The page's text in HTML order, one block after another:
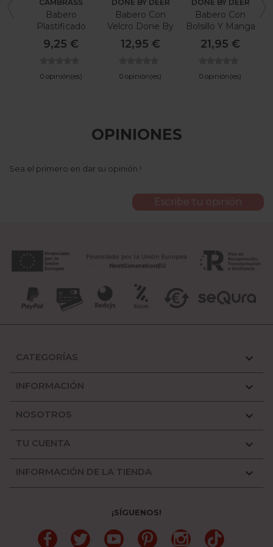
CAMBRASS
Babero
Plastificado
Cuadrado Astra
Gris/Estrella
9,25 €
0 opinión(es)
DONE BY DEER
Babero Con
Velcro Done By
Deer Happy
Clouds
12,95 €
0 opinión(es)
DONE BY DEER
Babero Con
Bolsillo Y Manga
Larga Done By
Deer Tiny Farm
21,95 €
0 opinión(es)
OPINIONES
Sea el primero en dar su opinión !
Escribe tu opinión
CATEGORÍAS 
INFORMACIÓN 
NOSOTROS 
TU CUENTA 
INFORMACIÓN DE LA TIENDA 
¡SÍGUENOS!
FacebookTwitter YouTube PinterestInstagramTikTok